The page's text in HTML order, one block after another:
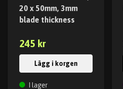
20 x 50mm, 3mm
blade thickness
245 kr
Lägg i korgen
I lager